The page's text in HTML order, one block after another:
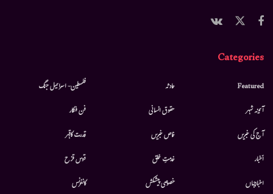
Categories
Featured
آئینہ شہر
آج کی خبریں
أخبار
اخبارجہاں
حادثہ
حقوق انسانی
خاص خبریں
خدمتِ خلق
خصوصی پیشکش
فلسطین- اسرائیل جنگ
فن فنکار
قدرت کاقہر
قوس قزح
کانفرنس